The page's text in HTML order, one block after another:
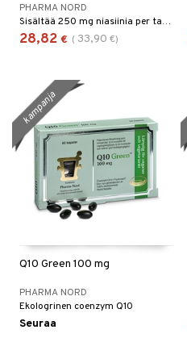
PHARMA NORD
Sisältää 250 mg niasiinia per tabletti – nikotiinihapon ja nikotiiniamidin muodossa.
28,82 € ( 33,90 €)
Q10 Green 100 mg
PHARMA NORD
Ekologrinen coenzym Q10
Seuraa
kampanja